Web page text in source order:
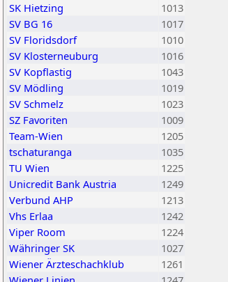
SK Hietzing
1013
SV BG 16
1017
SV Floridsdorf
1010
SV Klosterneuburg
1016
SV Kopflastig
1043
SV Mödling
1019
SV Schmelz
1023
SZ Favoriten
1009
Team-Wien
1205
tschaturanga
1035
TU Wien
1225
Unicredit Bank Austria
1249
Verbund AHP
1213
Vhs Erlaa
1242
Viper Room
1224
Währinger SK
1027
Wiener Ärzteschachklub
1261